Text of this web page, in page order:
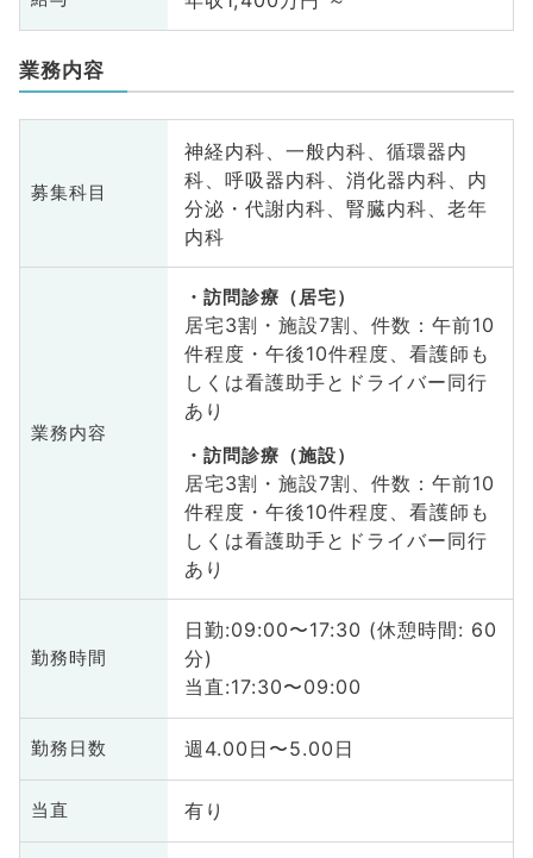
業務内容
募集科目
神経内科、一般内科、循環器内
科、呼吸器内科、消化器内科、内
分泌・代謝内科、腎臓内科、老年
内科
業務内容
訪問診療（居宅）
居宅3割・施設7割、件数：午前10
件程度・午後10件程度、看護師も
しくは看護助手とドライバー同行
あり
訪問診療（施設）
居宅3割・施設7割、件数：午前10
件程度・午後10件程度、看護師も
しくは看護助手とドライバー同行
あり
勤務時間
日勤:09:00〜17:30 (休憩時間: 60
分)
当直:17:30〜09:00
勤務日数 週4.00日〜5.00日
当直 有り